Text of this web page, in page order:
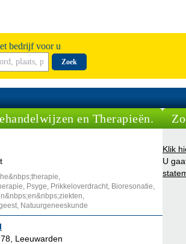
bedrijf voor u
Zoek
en Therapieën.
Psyge, Prikkeloverdracht, Bioresonatie,
Natuurgeneeskunde
Leeuwarden
Klik
U